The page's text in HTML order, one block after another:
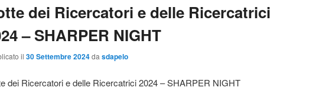
dei Ricercatori e delle Ricercatrici
– SHARPER NIGHT
il 30 Settembre 2024da sdapelo
dei Ricercatori e delle Ricercatrici 2024 – SHARPER NIGHT